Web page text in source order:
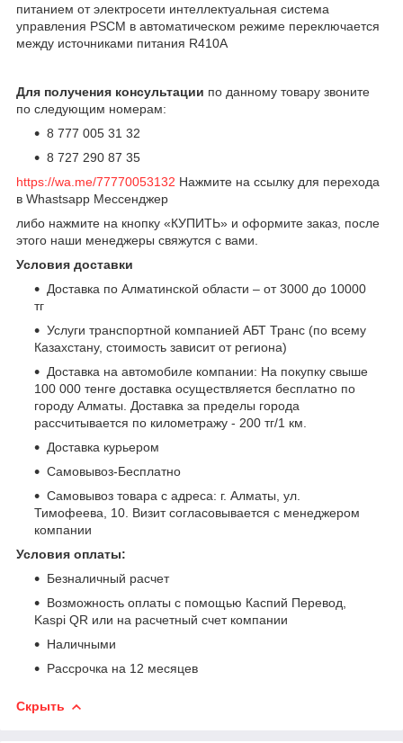
питанием от электросети интеллектуальная система
управления PSCM в автоматическом режиме переключается
между источниками питания R410A
Для получения консультации по данному товару звоните
по следующим номерам:
8 777 005 31 32
8 727 290 87 35
https://wa.me/77770053132 Нажмите на ссылку для перехода
в Whastsapp Мессенджер
либо нажмите на кнопку «КУПИТЬ» и оформите заказ, после
этого наши менеджеры свяжутся с вами.
Условия доставки
Доставка по Алматинской области – от 3000 до 10000
тг
Услуги транспортной компанией АБТ Транс (по всему
Казахстану, стоимость зависит от региона)
Доставка на автомобиле компании: На покупку свыше
100 000 тенге доставка осуществляется бесплатно по
городу Алматы. Доставка за пределы города
рассчитывается по километражу - 200 тг/1 км.
Доставка курьером
Самовывоз-Бесплатно
Самовывоз товара с адреса: г. Алматы, ул.
Тимофеева, 10. Визит согласовывается с менеджером
компании
Условия оплаты:
Безналичный расчет
Возможность оплаты с помощью Каспий Перевод,
Kaspi QR или на расчетный счет компании
Наличными
Рассрочка на 12 месяцев
Скрыть